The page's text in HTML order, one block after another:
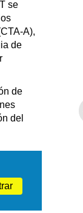
se
A),
de
de
del